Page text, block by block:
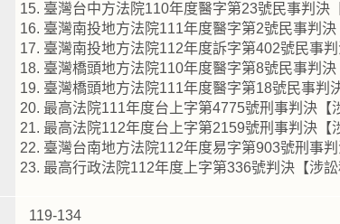
臺灣台中方法院110年度醫字第23號民事判決
臺灣南投地方法院111年度醫字第2號民事判
臺灣南投地方法院112年度訴字第402號民事
臺灣橋頭地方法院110年度醫字第8號民事判
臺灣橋頭地方法院111年度醫字第18號民事判
最高法院111年度台上字第4775號刑事判決【
最高法院112年度台上字第2159號刑事判決【
臺灣台南地方法院112年度易字第903號刑事
最高行政法院112年度上字第336號判決【涉
119-134